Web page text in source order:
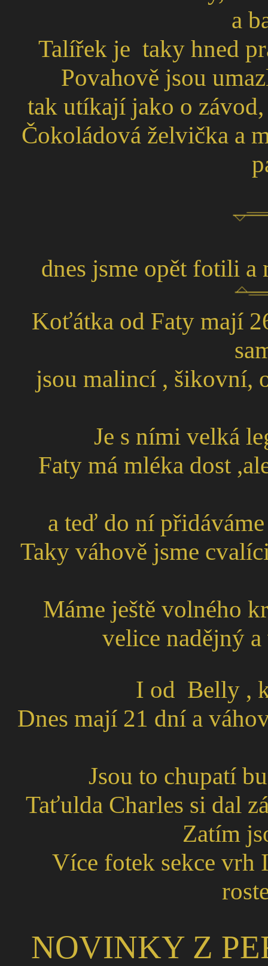
a
Talířek je taky hned
Povahově jsou
tak utíkají jako o
Čokoládová želvička a
dnes jsme opět fotili a
Koťátka od Faty mají
jsou malincí , šikovní,
Je s ními velká
Faty má mléka dost
a teď do ní
Taky váhově jsme
Máme ještě volného
velice nadějný
I od Belly ,
Dnes mají 21 dní a
Jsou to chupatí
Taťulda Charles si dal
Zatím
Více fotek sekce vrh
NOVINKY Z